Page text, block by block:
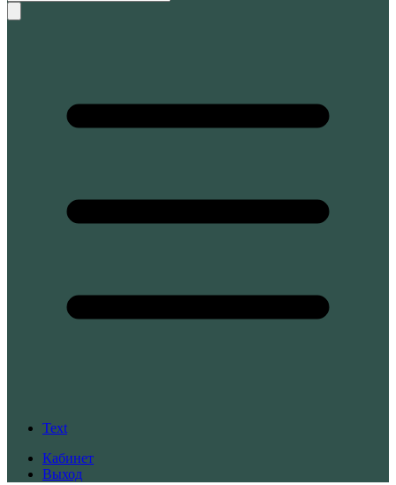
Text
Кабинет
Выход